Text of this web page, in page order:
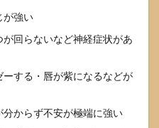
が強い
回らないなど神経症状があ
する・唇が紫になるなどが
からず不安が極端に強い